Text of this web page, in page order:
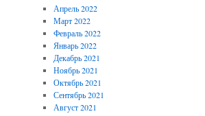
Апрель 2022
Март 2022
Февраль 2022
Январь 2022
Декабрь 2021
Ноябрь 2021
Октябрь 2021
Сентябрь 2021
Август 2021